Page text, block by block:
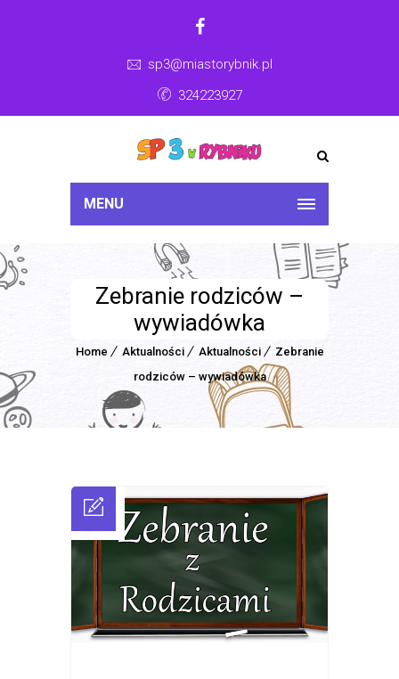
sp3@miastorybnik.pl
324223927
MENU
Zebranie rodziców –
wywiadówka
Home Aktualności Aktualności
Zebranie
rodziców – wywiadówka